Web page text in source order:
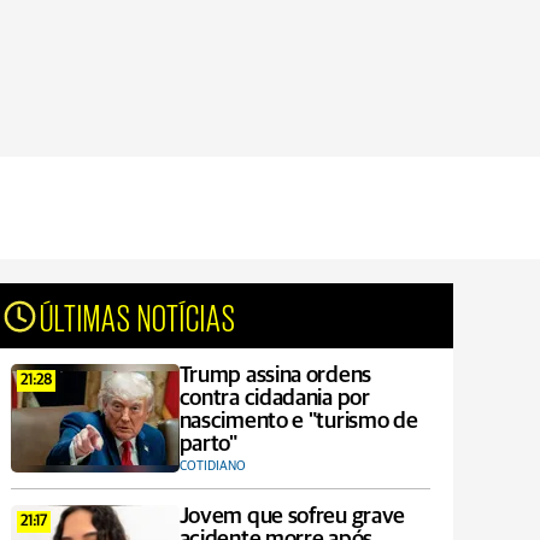
ÚLTIMAS NOTÍCIAS
21:28
Trump assina ordens
contra cidadania por
nascimento e "turismo de
parto"
COTIDIANO
21:17
Jovem que sofreu grave